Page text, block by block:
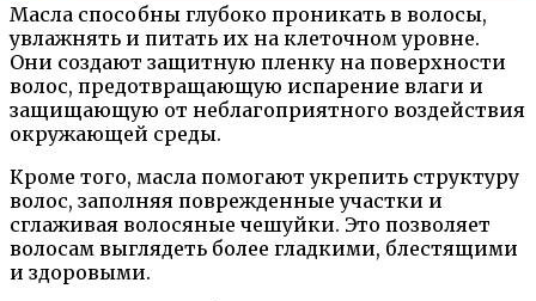
Масла способны глубоко проникать в волосы,
увлажнять и питать их на клеточном уровне.
Они создают защитную пленку на поверхности
волос, предотвращающую испарение влаги и
защищающую от неблагоприятного воздействия
окружающей среды.
Кроме того, масла помогают укрепить структуру
волос, заполняя поврежденные участки и
сглаживая волосяные чешуйки. Это позволяет
волосам выглядеть более гладкими, блестящими
и здоровыми.